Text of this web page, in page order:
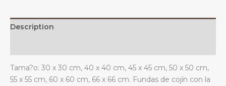
quantity
Description
Tama?o: 30 x 30 cm, 40 x 40 cm, 45 x 45 cm, 50 x 50 cm,
55 x 55 cm, 60 x 60 cm, 66 x 66 cm. Fundas de cojín con la